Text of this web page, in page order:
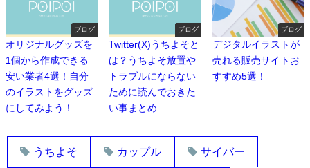
ブログ
オリジナルグッズを
1個から作成できる
安い業者4選！自分
のイラストをグッズ
にしてみよう！
ブログ
Twitter(X)うちよそと
は？うちよそ放置や
トラブルにならない
ために読んでおきた
い事まとめ
ブログ
デジタルイラストが
売れる販売サイトお
すすめ5選！
うちよそ カップル サイバー